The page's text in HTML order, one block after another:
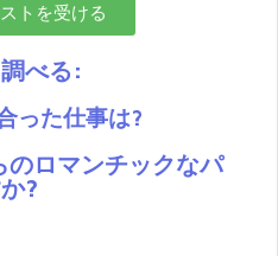
トを受ける
べる:
った仕事は?
ロマンチックなパ
?